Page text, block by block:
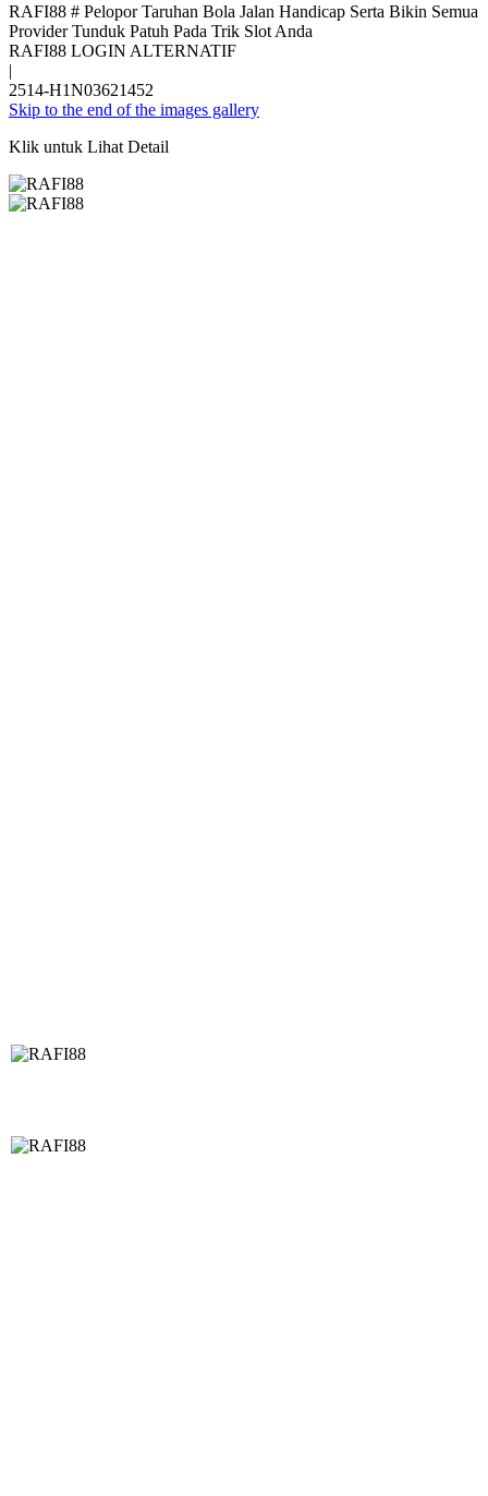
RAFI88 # Pelopor Taruhan Bola Jalan Handicap Serta Bikin Semua
Provider Tunduk Patuh Pada Trik Slot Anda
RAFI88 LOGIN ALTERNATIF
|
2514-H1N03621452
Skip to the end of the images gallery
Klik untuk Lihat Detail